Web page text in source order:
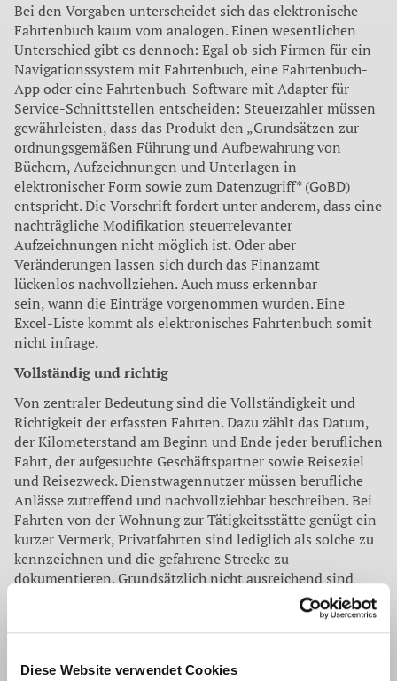
Diese Website verwendet Cookies
Bei den Vorgaben unterscheidet sich das elektronische
Fahrtenbuch kaum vom analogen. Einen wesentlichen
Unterschied gibt es dennoch: Egal ob sich Firmen für ein
Navigationssystem mit Fahrtenbuch, eine Fahrtenbuch-
App oder eine Fahrtenbuch-Software mit Adapter für
Service-Schnittstellen entscheiden: Steuerzahler müssen
gewährleisten, dass das Produkt den „Grundsätzen zur
ordnungsgemäßen Führung und Aufbewahrung von
Büchern, Aufzeichnungen und Unterlagen in
elektronischer Form sowie zum Datenzugriff* (GoBD)
entspricht. Die Vorschrift fordert unter anderem, dass eine
nachträgliche Modifikation steuerrelevanter
Aufzeichnungen nicht möglich ist. Oder aber
Veränderungen lassen sich durch das Finanzamt
lückenlos nachvollziehen. Auch muss erkennbar
sein, wann die Einträge vorgenommen wurden. Eine
Excel-Liste kommt als elektronisches Fahrtenbuch somit
nicht infrage.
Vollständig und richtig
Von zentraler Bedeutung sind die Vollständigkeit und
Richtigkeit der erfassten Fahrten. Dazu zählt das Datum,
der Kilometerstand am Beginn und Ende jeder beruflichen
Fahrt, der aufgesuchte Geschäftspartner sowie Reiseziel
und Reisezweck. Dienstwagennutzer müssen berufliche
Anlässe zutreffend und nachvollziehbar beschreiben. Bei
Fahrten von der Wohnung zur Tätigkeitsstätte genügt ein
kurzer Vermerk, Privatfahrten sind lediglich als solche zu
kennzeichnen und die gefahrene Strecke zu
dokumentieren. Grundsätzlich nicht ausreichend sind
Lösungen, bei denen ein GPS-Gerät nur Zeiten,
Positionen und Bewegungsdaten aufzeichnet. Laut einem
neueren Urteil des Niedersächsischen Finanzgerichts
Informationen immer zeitnah händisch in das